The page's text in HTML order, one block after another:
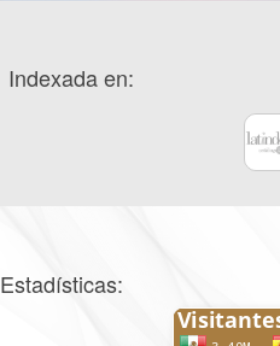
Indexada en:
Estadísticas: